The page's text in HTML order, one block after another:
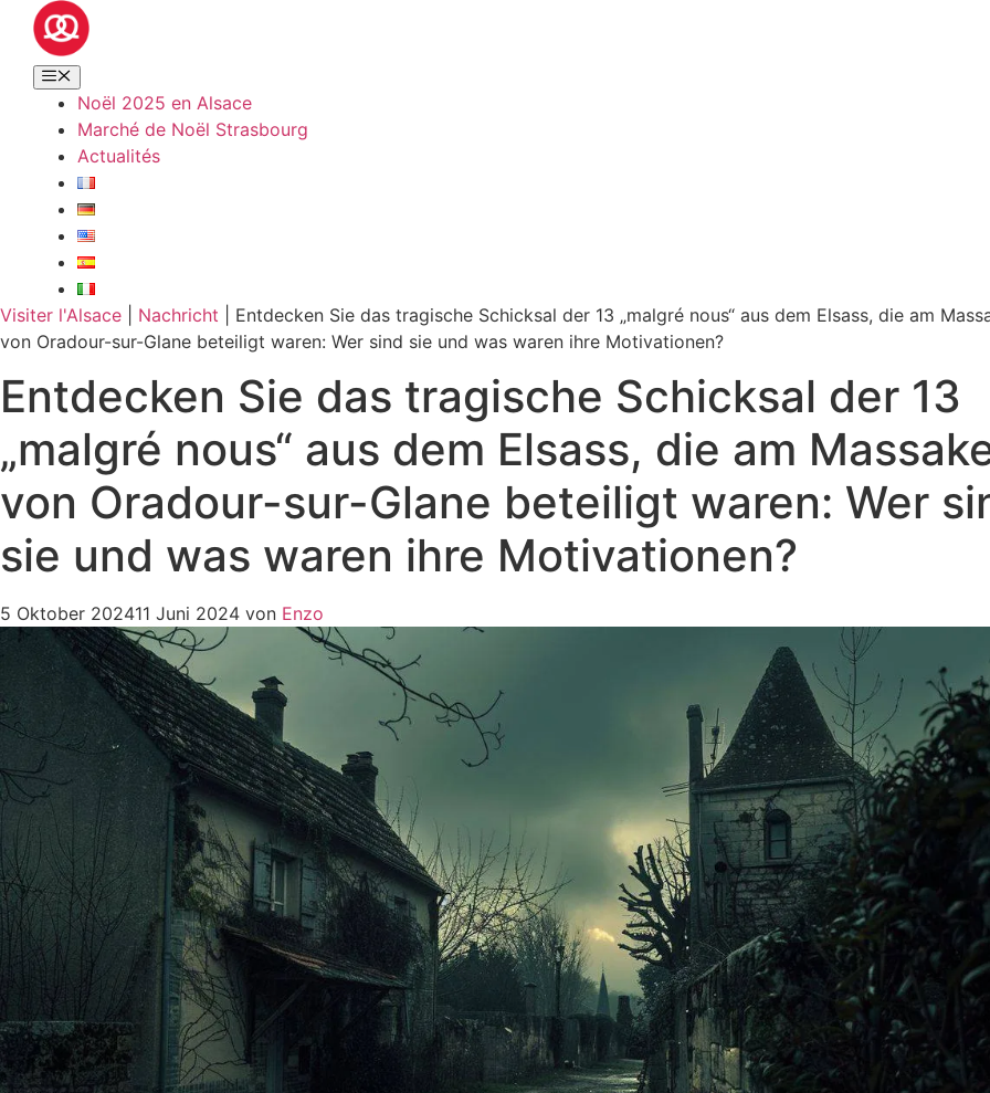
Noël 2025 en Alsace
Marché de Noël Strasbourg
Actualités
Visiter l'Alsace Nachricht
Entdecken Sie das tragische Schicksal der 13 „malgré nous“ aus dem Elsass, die am
von Oradour-sur-Glane beteiligt waren: Wer sind sie und was waren ihre Motivationen?
Entdecken Sie das tragische Schicksal der 13
„malgré nous“ aus dem Elsass, die am
von Oradour-sur-Glane beteiligt waren: Wer
sie und was waren ihre Motivationen?
5 Oktober 202411 Juni 2024 von Enzo